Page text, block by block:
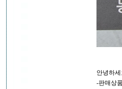
안녕하
-판매상품